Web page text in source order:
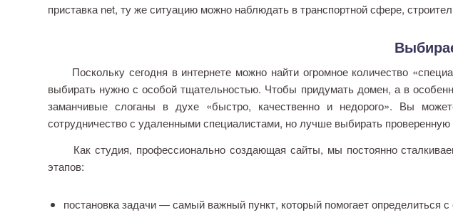
приставка net, ту же ситуацию можно наблюдать в транспортной сфере,
Поскольку сегодня в интернете можно найти огромное количество
выбирать нужно с особой тщательностью. Чтобы придумать домен, а в
заманчивые слоганы в духе «быстро, качественно и недорого». Вы
сотрудничество с удаленными специалистами, но лучше выбирать
Как студия, профессионально создающая сайты, мы постоянно
этапов:
постановка задачи — самый важный пункт, который помогает определиться